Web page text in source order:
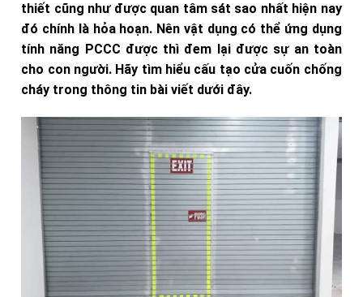
thiết cũng như được quan tâm sát sao nhất hiện nay
đó chính là hỏa hoạn. Nên vật dụng có thể ứng dụng
tính năng PCCC được thì đem lại được sự an toàn
cho con người. Hãy tìm hiểu cấu tạo cửa cuốn chống
cháy trong thông tin bài viết dưới đây.